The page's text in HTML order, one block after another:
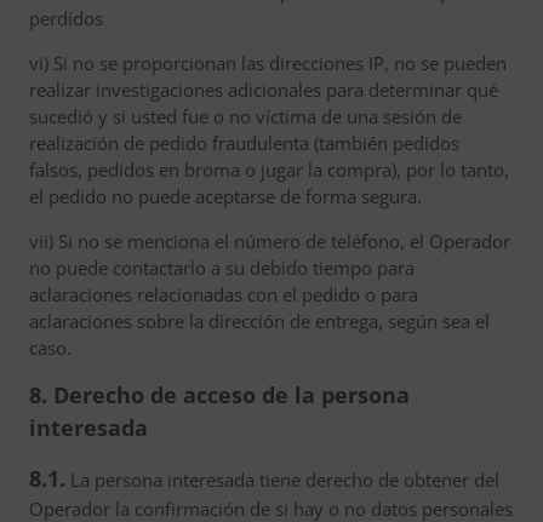
perdidos
vi) Si no se proporcionan las direcciones IP, no se pueden
realizar investigaciones adicionales para determinar qué
sucedió y si usted fue o no víctima de una sesión de
realización de pedido fraudulenta (también pedidos
falsos, pedidos en broma o jugar la compra), por lo tanto,
el pedido no puede aceptarse de forma segura.
vii) Si no se menciona el número de teléfono, el Operador
no puede contactarlo a su debido tiempo para
aclaraciones relacionadas con el pedido o para
aclaraciones sobre la dirección de entrega, según sea el
caso.
8. Derecho de acceso de la persona
interesada
8.1. La persona interesada tiene derecho de obtener del
Operador la confirmación de si hay o no datos personales